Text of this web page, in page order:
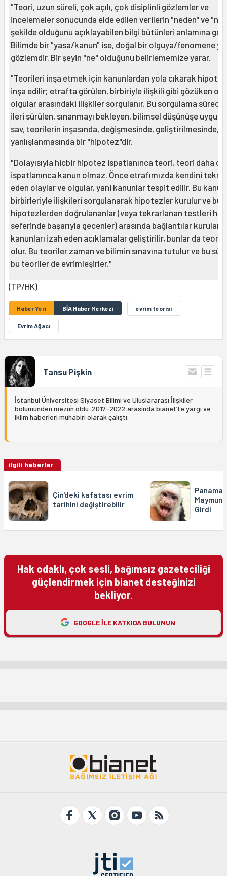
"Teori, uzun süreli, çok açılı, çok disiplinli gözlemler ve
incelemeler sonucunda elde edilen verilerin "neden" ve
şekilde olduğunu açıklayabilen bilgi bütünleri anlamına
Bilimde bir "yasa/kanun" ise, doğal bir olguya/fenomene
gözlemdir. Bir şeyin "ne" olduğunu belirlememize yarar.
"Teorileri inşa etmek için kanunlardan yola çıkarak
inşa edilir; etrafta görülen, birbiriyle ilişkili gibi gözüken
olgular arasındaki ilişkiler sorgulanır. Bu sorgulama
ileri sürülen, sınanmayı bekleyen, bilimsel düşünüşe uygun
sav, teorilerin inşasında, değişmesinde, geliştirilmesinde,
yanlışlanmasında bir "hipotez"dir.
"Dolayısıyla hiçbir hipotez ispatlanınca teori, teori daha da
ispatlanınca kanun olmaz. Önce etrafımızda kendini tekrar
eden olaylar ve olgular, yani kanunlar tespit edilir. Bu
birbirleriyle ilişkileri sorgulanarak hipotezler kurulur ve bu
hipotezlerden doğrulananlar (veya tekrarlanan testleri her
seferinde başarıyla geçenler) arasında bağlantılar
kanunları izah eden açıklamalar geliştirilir, bunlar da
olur. Bu teoriler zaman ve bilimin sınavına tutulur ve bu
bu teoriler de evrimleşirler."
(TP/HK)
Haber Yeri BİA Haber Merkezi evrim teorisi
Evrim Ağacı
Tansu Pişkin
İstanbul Üniversitesi Siyaset Bilimi ve Uluslararası İlişkiler
bölümünden mezun oldu. 2017-2022 arasında bianet’te yargı ve
iklim haberleri muhabiri olarak çalıştı.
ilgili haberler
Çin'deki kafatası evrim
tarihini değiştirebilir
Girdi
Hak odaklı, çok sesli, bağımsız gazeteciliği
güçlendirmek için bianet desteğinizi
bekliyor.
GOOGLE ILE KATKIDA BULUNUN